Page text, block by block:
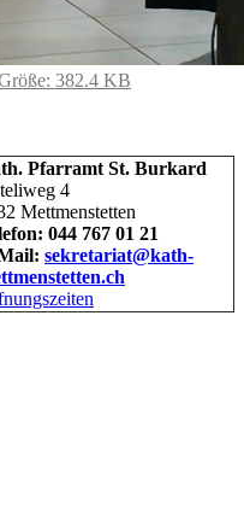
382.4 KB
Pfarramt St. Burkard
4
Mettmenstetten
044 767 01 21
sekretariat@kath-